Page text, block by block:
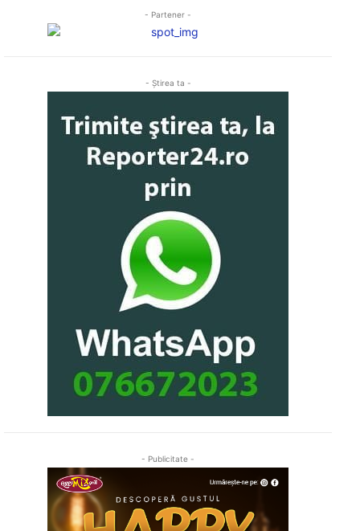
- Partener -
- Ştirea ta -
- Publicitate -